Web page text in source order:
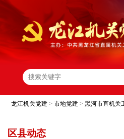
龙江机关党建 >市地党建 >黑河市直机关
区县动态